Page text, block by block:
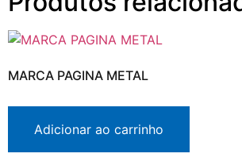
MARCA PAGINA METAL
Adicionar ao carrinho